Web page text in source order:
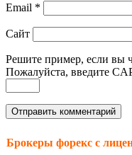
Email *
Сайт
Решите пример, если вы
Пожалуйста, введите
Брокеры форекс с